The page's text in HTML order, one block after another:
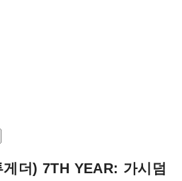
더) 7TH YEAR: 가시덤